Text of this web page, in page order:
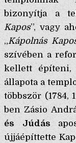
bizonyítja a
Kapos”, vagy
„Kápolnás
szívében a
kellett építeni,
állapota a
többször (1784,
ben Zásio
és Júdás
újjáépíttette